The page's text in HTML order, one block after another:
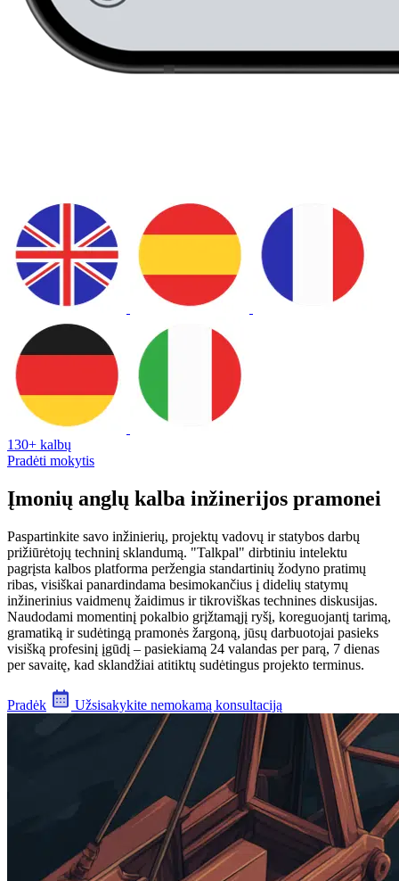
130+ kalbų
Pradėti mokytis
Įmonių anglų kalba inžinerijos pramonei
Paspartinkite savo inžinierių, projektų vadovų ir statybos darbų
prižiūrėtojų techninį sklandumą. "Talkpal" dirbtiniu intelektu
pagrįsta kalbos platforma peržengia standartinių žodyno pratimų
ribas, visiškai panardindama besimokančius į didelių statymų
inžinerinius vaidmenų žaidimus ir tikroviškas technines diskusijas.
Naudodami momentinį pokalbio grįžtamąjį ryšį, koreguojantį tarimą,
gramatiką ir sudėtingą pramonės žargoną, jūsų darbuotojai pasieks
visišką profesinį įgūdį – pasiekiamą 24 valandas per parą, 7 dienas
per savaitę, kad sklandžiai atitiktų sudėtingus projekto terminus.
Pradėk Užsisakykite nemokamą konsultaciją